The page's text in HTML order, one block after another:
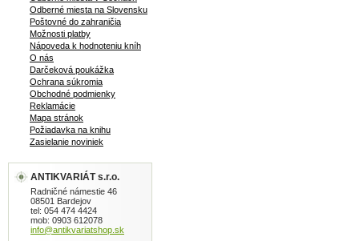
Odberné miesta na Slovensku
Poštovné do zahraničia
Možnosti platby
Nápoveda k hodnoteniu kníh
O nás
Darčeková poukážka
Ochrana súkromia
Obchodné podmienky
Reklamácie
Mapa stránok
Požiadavka na knihu
Zasielanie noviniek
ANTIKVARIÁT s.r.o.
Radničné námestie 46
08501 Bardejov
tel: 054 474 4424
mob: 0903 612078
info@antikvariatshop.sk